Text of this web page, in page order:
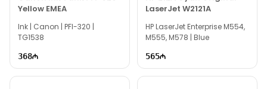
Мы всегда готовы ответить на все вопросы, связанные с
моделью Epson LQ630 Black C13S015307, через
онлайн-поддержку на нашем сайте.
Вне рабочих часов вы можете связаться с нами по
электронной почте или отправить сообщение на наш номер
Yellow EMEA
Ink | Canon | PFI-320 |
TG1538
368
LaserJet W2121A
HP LaserJet Enterprise M554,
M555, M578 | Blue
565